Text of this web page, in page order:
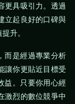
更具吸引力。透過
立起良好的口碑與
升。
而是經過專業分析
讓你更貼近目標受
益。只要你用心經
激烈的數位競爭中